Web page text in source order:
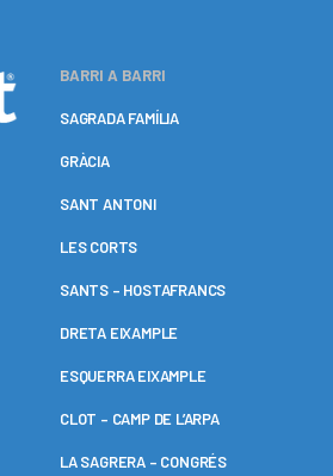
BARRI A BARRI
SAGRADA FAMÍLIA
GRÀCIA
SANT ANTONI
LES CORTS
SANTS – HOSTAFRANCS
DRETA EIXAMPLE
ESQUERRA EIXAMPLE
CLOT – CAMP DE L’ARPA
LA SAGRERA – CONGRÉS